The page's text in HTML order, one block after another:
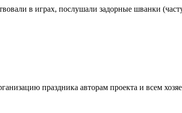
в играх, послушали задорные шванки
праздника авторам проекта и всем